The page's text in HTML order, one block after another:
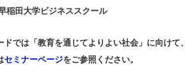
稲田大学ビジネススクール
ドでは「教育を通じてよりよい社会」に向け
セミナーページをご参照ください。